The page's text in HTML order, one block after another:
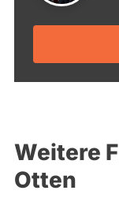
Weitere
Otten